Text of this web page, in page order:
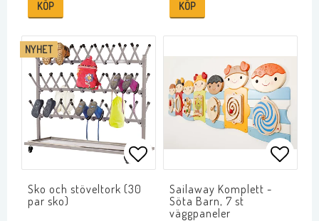
KÖP KÖP
NYHET
Lägg till i favoritlistan
Sko och stöveltork (30
par sko)
Sailaway Komplett -
Söta Barn, 7 st
väggpaneler